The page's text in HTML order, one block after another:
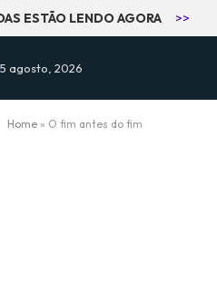
ESTÃO LENDO AGORA >>
agosto, 2026
Home » O fim antes do fim